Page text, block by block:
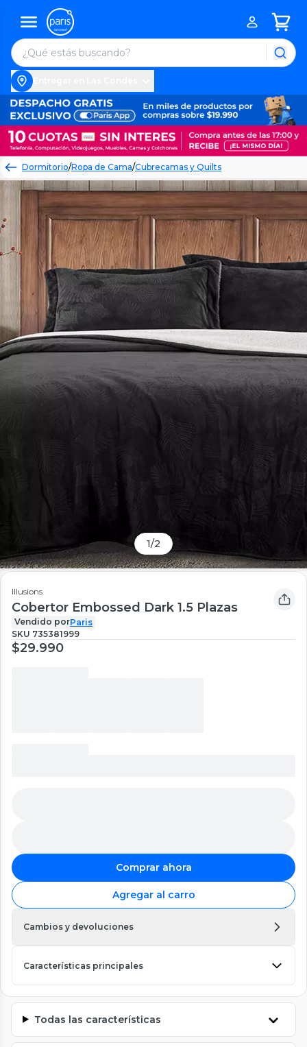
Dormitorio/Ropa de Cama/Cubrecamas y Quilts
1/2
Illusions
Cobertor Embossed Dark 1.5 Plazas
Vendido porParis
SKU 735381999
$29.990
Comprar ahora
Agregar al carro
Cambios y devoluciones
Características principales
Todas las características